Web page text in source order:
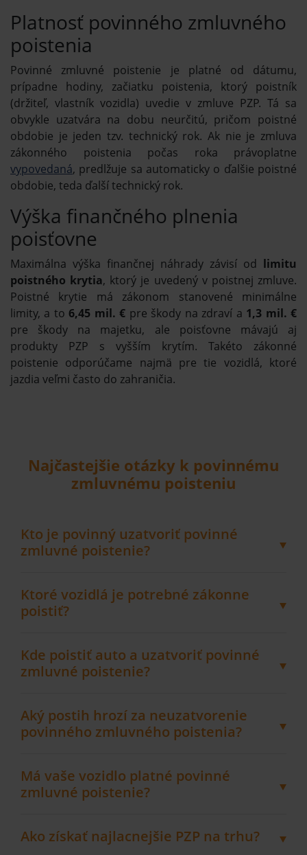
Platnosť povinného zmluvného
poistenia
Povinné zmluvné poistenie je platné od dátumu,
prípadne hodiny, začiatku poistenia, ktorý poistník
(držiteľ, vlastník vozidla) uvedie v zmluve PZP. Tá sa
obvykle uzatvára na dobu neurčitú, pričom poistné
obdobie je jeden tzv. technický rok. Ak nie je zmluva
zákonného poistenia počas roka právoplatne
vypovedaná, predlžuje sa automaticky o ďalšie poistné
obdobie, teda ďalší technický rok.
Výška finančného plnenia
poisťovne
Maximálna výška finančnej náhrady závisí od limitu
poistného krytia, ktorý je uvedený v poistnej zmluve.
Poistné krytie má zákonom stanovené minimálne
limity, a to 6,45 mil. € pre škody na zdraví a 1,3 mil. €
pre škody na majetku, ale poisťovne mávajú aj
produkty PZP s vyšším krytím. Takéto zákonné
poistenie odporúčame najmä pre tie vozidlá, ktoré
jazdia veľmi často do zahraničia.
Najčastejšie otázky k povinnému
zmluvnému poisteniu
Kto je povinný uzatvoriť povinné
zmluvné poistenie?
Ktoré vozidlá je potrebné zákonne
poistiť?
Kde poistiť auto a uzatvoriť povinné
zmluvné poistenie?
Aký postih hrozí za neuzatvorenie
povinného zmluvného poistenia?
Má vaše vozidlo platné povinné
zmluvné poistenie?
Ako získať najlacnejšie PZP na trhu?